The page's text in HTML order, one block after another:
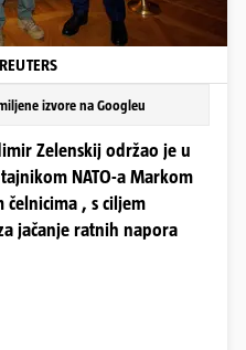
izvore na Googleu
Zelenskij održao je u
NATO-a Markom
, s ciljem
jačanje ratnih napora